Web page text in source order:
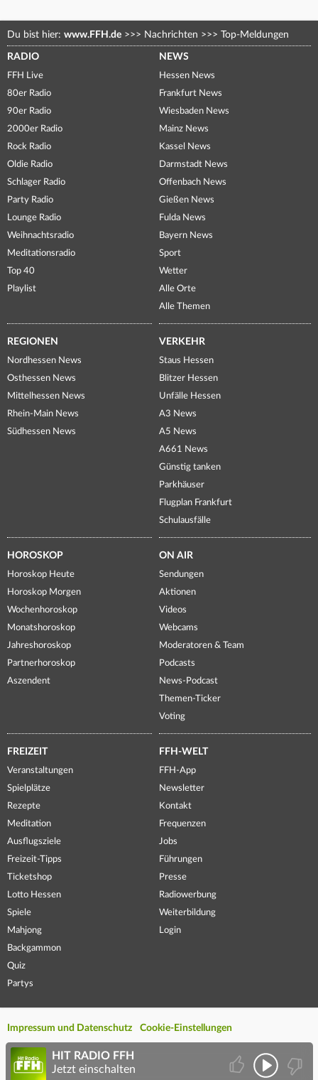
Du bist hier: www.FFH.de >>> Nachrichten >>> Top-Meldungen
RADIO
FFH Live
80er Radio
90er Radio
2000er Radio
Rock Radio
Oldie Radio
Schlager Radio
Party Radio
Lounge Radio
Weihnachtsradio
Meditationsradio
Top 40
Playlist
NEWS
Hessen News
Frankfurt News
Wiesbaden News
Mainz News
Kassel News
Darmstadt News
Offenbach News
Gießen News
Fulda News
Bayern News
Sport
Wetter
Alle Orte
Alle Themen
REGIONEN
Nordhessen News
Osthessen News
Mittelhessen News
Rhein-Main News
Südhessen News
VERKEHR
Staus Hessen
Blitzer Hessen
Unfälle Hessen
A3 News
A5 News
A661 News
Günstig tanken
Parkhäuser
Flugplan Frankfurt
Schulausfälle
HOROSKOP
Horoskop Heute
Horoskop Morgen
Wochenhoroskop
Monatshoroskop
Jahreshoroskop
Partnerhoroskop
Aszendent
ON AIR
Sendungen
Aktionen
Videos
Webcams
Moderatoren & Team
Podcasts
News-Podcast
Themen-Ticker
Voting
FREIZEIT
Veranstaltungen
Spielplätze
Rezepte
Meditation
Ausflugsziele
Freizeit-Tipps
Ticketshop
Lotto Hessen
Spiele
Mahjong
Backgammon
Quiz
Partys
FFH-WELT
FFH-App
Newsletter
Kontakt
Frequenzen
Jobs
Führungen
Presse
Radiowerbung
Weiterbildung
Login
Impressum und Datenschutz Cookie-Einstellungen
HIT RADIO FFH
Jetzt einschalten